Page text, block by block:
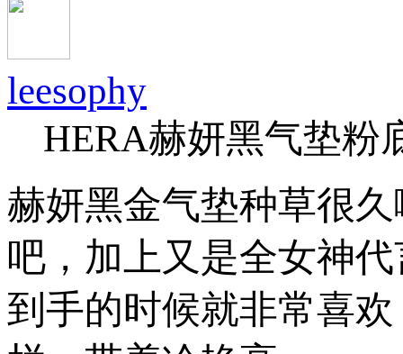
leesophy
HERA赫妍黑气垫粉
赫妍黑金气垫种草很
吧，加上又是全女神
到手的时候就非常喜